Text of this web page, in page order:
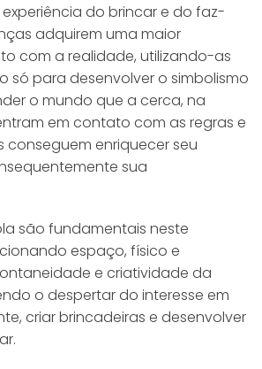
do brincar e do faz-
adquirem uma maior
com a realidade, utilizando-as
só para desenvolver o simbolismo
o mundo que a cerca, na
em contato com as regras e
conseguem enriquecer seu
sua
são fundamentais neste
espaço, físico e
e criatividade da
o despertar do interesse em
criar brincadeiras e desenvolver